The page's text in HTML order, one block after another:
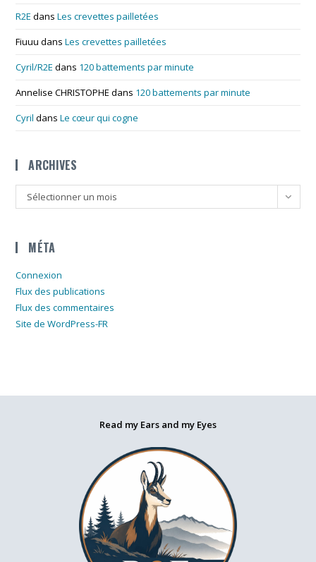
R2E dansLes crevettes pailletées
Fiuuu dansLes crevettes pailletées
Cyril/R2E dans 120 battements par minute
Annelise CHRISTOPHE dans 120 battements par minute
Cyril dansLe cœur qui cogne
ARCHIVES
Archives
Sélectionner un mois
MÉTA
Connexion
Flux des publications
Flux des commentaires
Site de WordPress-FR
Read my Ears and my Eyes